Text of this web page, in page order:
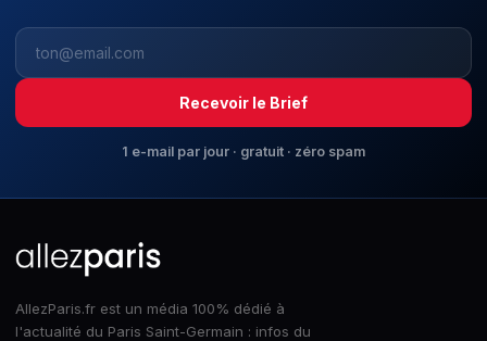
Recevoir le Brief
1 e-mail par jour · gratuit · zéro spam
AllezParis.fr est un média 100% dédié à
l'actualité du Paris Saint-Germain : infos du